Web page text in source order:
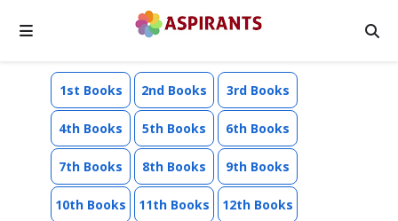
1st Books 2nd Books 3rd Books
4th Books 5th Books 6th Books
7th Books 8th Books 9th Books
10th Books 11th Books 12th Books